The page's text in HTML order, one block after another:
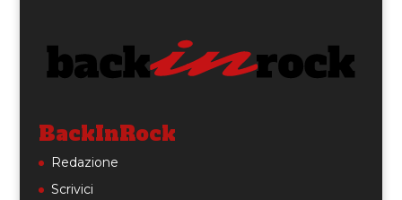
BackInRock
Redazione
Scrivici